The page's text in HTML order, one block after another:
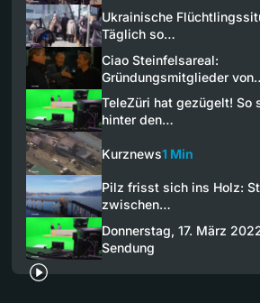
Ukrainische
Täglich so…
Ciao Steinfelsareal:
Gründungsmitglieder
TeleZüri hat gezügelt! So
hinter den…
Kurznews1 Min
Pilz frisst sich ins Holz:
zwischen…
Donnerstag, 17. März
Sendung